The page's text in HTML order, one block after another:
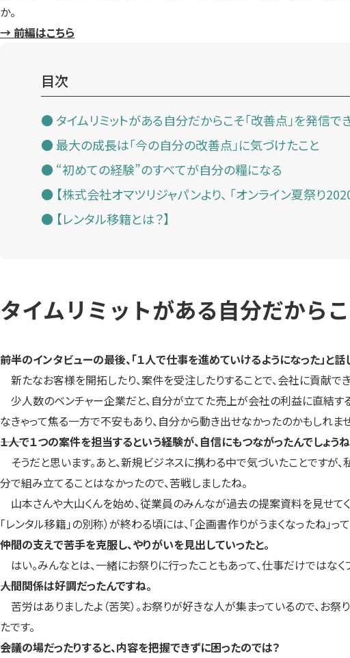
か。
→ 前編はこちら
目次
タイムリミットがある自分だからこそ「改善点」を発信で
最大の成長は「今の自分の改善点」に気づけたこと
“初めての経験”のすべてが自分の糧になる
【株式会社オマツリジャパンより、 「オンライン夏祭り
【レンタル移籍とは？】
タイムリミットがある自分だから
――前半のインタビューの最後、「１人で仕事を進めていけるようになった」
新たなお客様を開拓したり、案件を受注したりすることで、会社に貢献で
少人数のベンチャー企業だと、自分が立てた売上が会社の利益に直結す
なきゃって焦る一方で不安もあり、自分から動き出せなかったのかもしれま
――１人で１つの案件を担当するという経験が、自信にもつながったんでしょうね
そうだと思います。あと、新規ビジネスに携わる中で気づいたことですが
分で組み立てることはなかったので、苦戦しましたね。
山本さんや大山くんを始め、従業員のみんなが過去の提案資料を見せて
「レンタル移籍」の別称）が終わる頃には、「企画書作りがうまくなったね」っ
――仲間の支えで苦手を克服し、やりがいを見出していったと。
はい。みんなとは、一緒にお祭りに行ったこともあって、仕事だけではな
――人間関係は好調だったんですね。
苦労はありましたよ（苦笑）。お祭りが好きな人が集まっているので、お
たです。
――会議の場だったりすると、内容を把握できずに困ったのでは？